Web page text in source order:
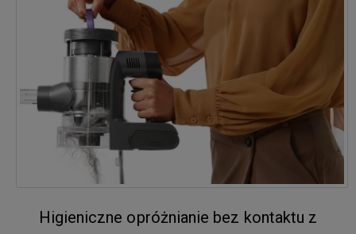
Higieniczne opróżnianie bez kontaktu z